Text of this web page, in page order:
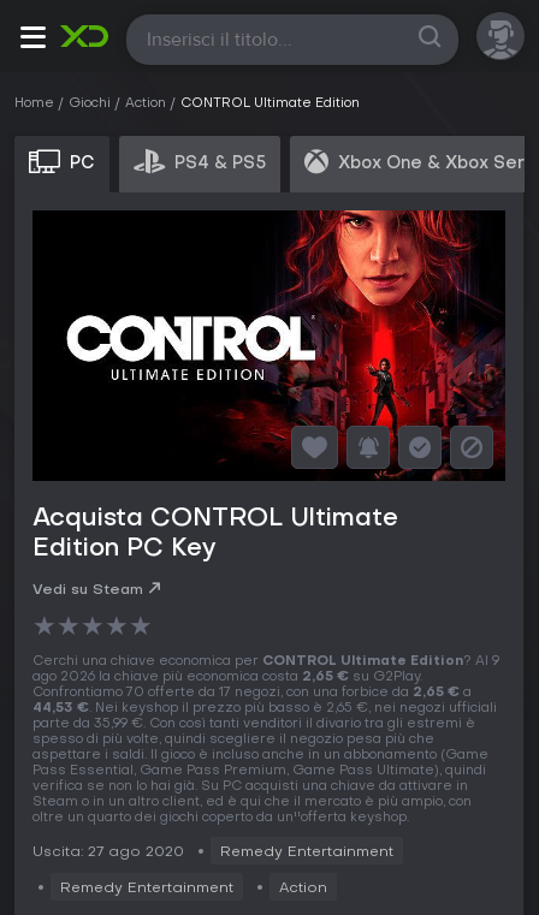
Tutte
Home Giochi Action CONTROL Ultimate Edition
PC PS4 & PS5 Xbox One & Xbox
Acquista CONTROL Ultimate
Edition PC Key
Vedi su Steam
★★★★★
Cerchi una chiave economica per CONTROL Ultimate Edition? Al 9
ago 2026 la chiave più economica costa 2,65 € su G2Play.
Confrontiamo 70 offerte da 17 negozi, con una forbice da 2,65 € a
44,53 €. Nei keyshop il prezzo più basso è 2,65 €, nei negozi ufficiali
parte da 35,99 €. Con così tanti venditori il divario tra gli estremi è
spesso di più volte, quindi scegliere il negozio pesa più che
aspettare i saldi. Il gioco è incluso anche in un abbonamento (Game
Pass Essential, Game Pass Premium, Game Pass Ultimate), quindi
verifica se non lo hai già. Su PC acquisti una chiave da attivare in
Steam o in un altro client, ed è qui che il mercato è più ampio, con
oltre un quarto dei giochi coperto da un''offerta keyshop.
Uscita: 27 ago 2020 Remedy Entertainment
Remedy Entertainment Action